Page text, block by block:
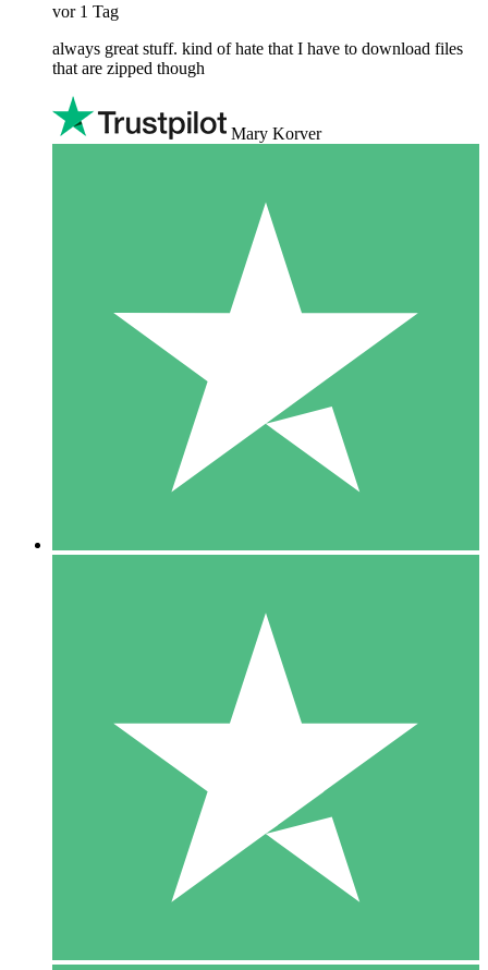
vor 1 Tag
always great stuff. kind of hate that I have to download files
that are zipped though
Mary Korver